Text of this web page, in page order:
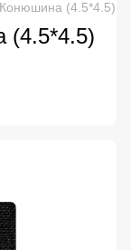
(4.5*4.5)
(4.5*4.5)